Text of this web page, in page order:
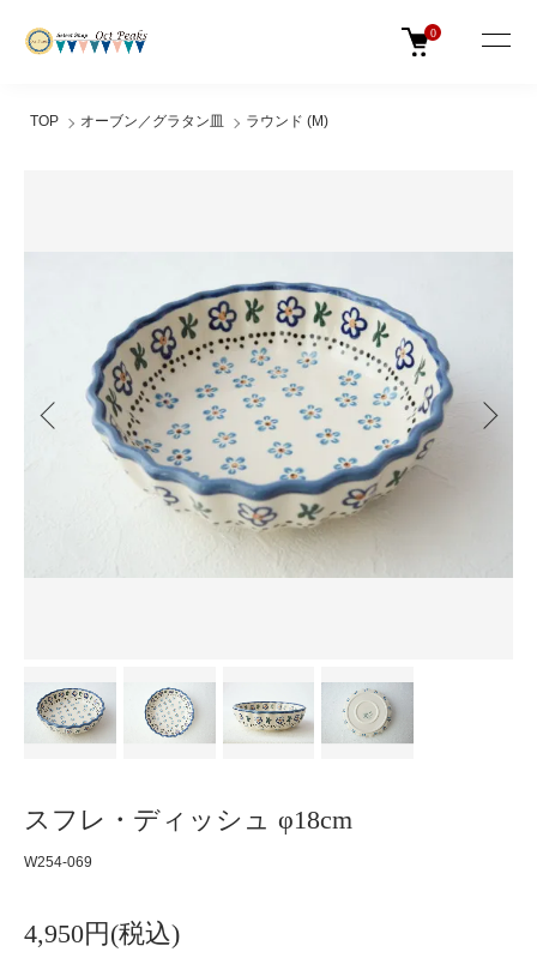
0
TOP オーブン／グラタン皿 ラウンド (M)
スフレ・ディッシュ φ18cm
W254-069
4,950円(税込)